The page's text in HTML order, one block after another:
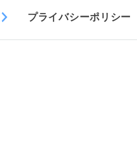
プライバシーポリシー